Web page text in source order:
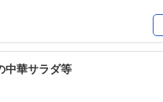
中華サラダ等